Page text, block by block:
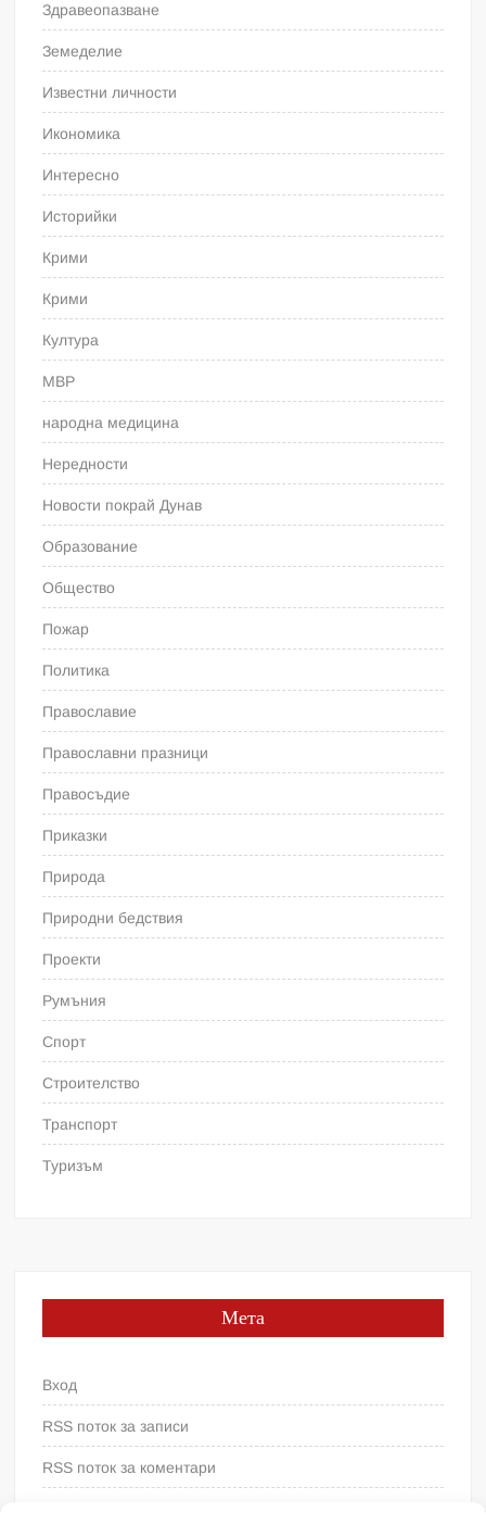
Здравеопазване
Земеделие
Известни личности
Икономика
Интересно
Историйки
Крими
Крими
Култура
МВР
народна медицина
Нередности
Новости покрай Дунав
Образование
Общество
Пожар
Политика
Православие
Православни празници
Правосъдие
Приказки
Природа
Природни бедствия
Проекти
Румъния
Спорт
Строителство
Транспорт
Туризъм
Мета
Вход
RSS поток за записи
RSS поток за коментари